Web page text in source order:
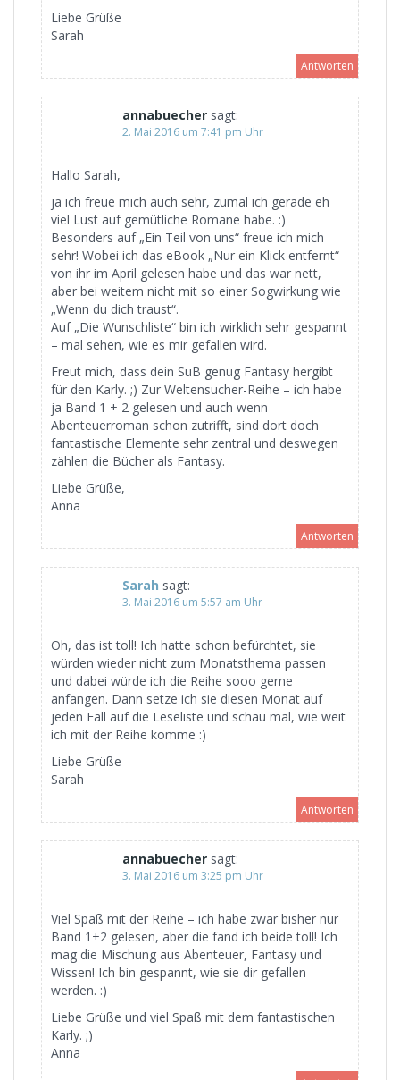
Liebe Grüße
Sarah
Antworten
annabuecher sagt:
2. Mai 2016 um 7:41 pm Uhr
Hallo Sarah,
ja ich freue mich auch sehr, zumal ich gerade eh
viel Lust auf gemütliche Romane habe. :)
Besonders auf „Ein Teil von uns“ freue ich mich
sehr! Wobei ich das eBook „Nur ein Klick entfernt“
von ihr im April gelesen habe und das war nett,
aber bei weitem nicht mit so einer Sogwirkung wie
„Wenn du dich traust“.
Auf „Die Wunschliste“ bin ich wirklich sehr gespannt
– mal sehen, wie es mir gefallen wird.
Freut mich, dass dein SuB genug Fantasy hergibt
für den Karly. ;) Zur Weltensucher-Reihe – ich habe
ja Band 1 + 2 gelesen und auch wenn
Abenteuerroman schon zutrifft, sind dort doch
fantastische Elemente sehr zentral und deswegen
zählen die Bücher als Fantasy.
Liebe Grüße,
Anna
Antworten
Sarah sagt:
3. Mai 2016 um 5:57 am Uhr
Oh, das ist toll! Ich hatte schon befürchtet, sie
würden wieder nicht zum Monatsthema passen
und dabei würde ich die Reihe sooo gerne
anfangen. Dann setze ich sie diesen Monat auf
jeden Fall auf die Leseliste und schau mal, wie weit
ich mit der Reihe komme :)
Liebe Grüße
Sarah
Antworten
annabuecher sagt:
3. Mai 2016 um 3:25 pm Uhr
Viel Spaß mit der Reihe – ich habe zwar bisher nur
Band 1+2 gelesen, aber die fand ich beide toll! Ich
mag die Mischung aus Abenteuer, Fantasy und
Wissen! Ich bin gespannt, wie sie dir gefallen
werden. :)
Liebe Grüße und viel Spaß mit dem fantastischen
Karly. ;)
Anna